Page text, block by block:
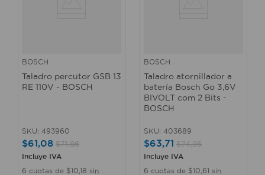
BOSCH
Taladro percutor GSB 13
RE 110V - BOSCH
SKU: 493960
$61,08 $71,86
Incluye IVA
6 cuotas de $10 18 sin
BOSCH
Taladro atornillador a
batería Bosch Go 3,6V
BIVOLT com 2 Bits -
BOSCH
SKU: 403689
$63,71 $74,95
Incluye IVA
6 cuotas de $10 61 sin